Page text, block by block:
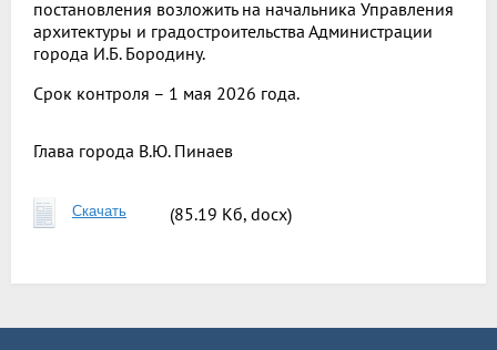
постановления возложить на начальника Управления
архитектуры и градостроительства Администрации
города И.Б. Бородину.
Срок контроля – 1 мая 2026 года.
Глава города В.Ю. Пинаев
Скачать (85.19 Кб, docx)